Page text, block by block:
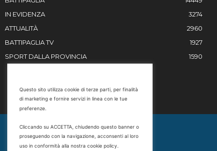
IN EVIDENZA
3274
ATTUALITÀ
2960
BATTIPAGLIA TV
1927
SPORT DALLA PROVINCIA
1590
Email
marketing@battipaglia1929.it
carminegaldi@virgilio.it
Questo sito utilizza cookie di terze parti, per finalità
di marketing e fornire servizi in linea con le tue
preferenze.
Cliccando su ACCETTA, chiudendo questo banner o
proseguendo con la navigazione, acconsenti al loro
uso in conformità alla nostra cookie policy.